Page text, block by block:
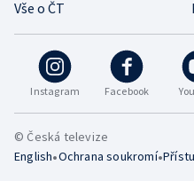
Instagram Facebook
Vše o ČT
© Česká televize
English•Ochrana soukromí•